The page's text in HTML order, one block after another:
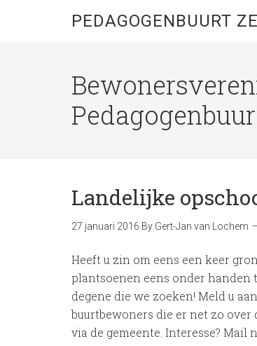
PEDAGOGENBUURT
Landelijke
27 januari 2016 By Gert-Jan van Lochem
Heeft u zin om eens een keer
plantsoenen eens onder handen
degene die we zoeken! Meld u
buurtbewoners die er net zo
via de gemeente. Interesse? Mail